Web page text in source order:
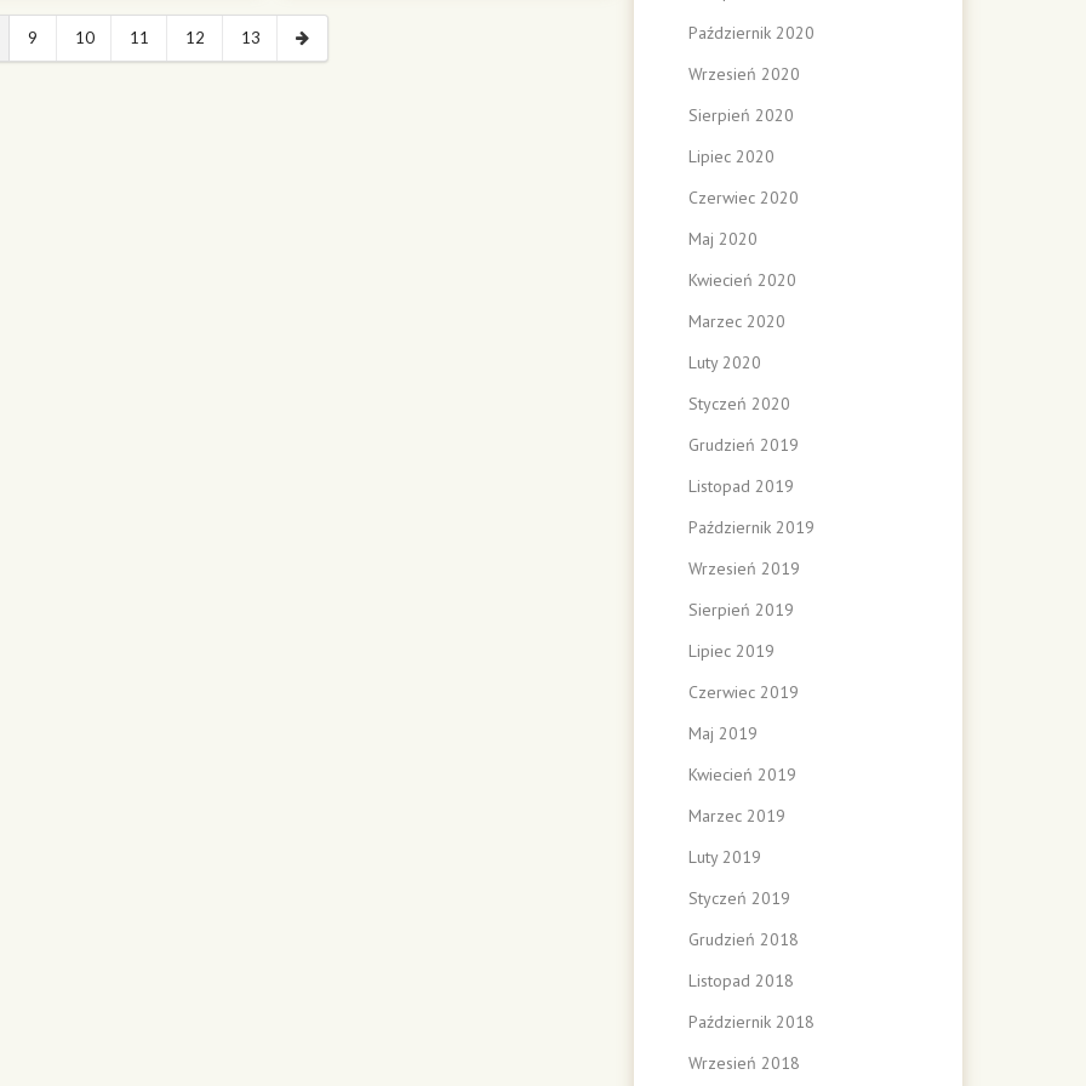
9 10 11 12 13
Październik 2020
Wrzesień 2020
Sierpień 2020
Lipiec 2020
Czerwiec 2020
Maj 2020
Kwiecień 2020
Marzec 2020
Luty 2020
Styczeń 2020
Grudzień 2019
Listopad 2019
Październik 2019
Wrzesień 2019
Sierpień 2019
Lipiec 2019
Czerwiec 2019
Maj 2019
Kwiecień 2019
Marzec 2019
Luty 2019
Styczeń 2019
Grudzień 2018
Listopad 2018
Październik 2018
Wrzesień 2018